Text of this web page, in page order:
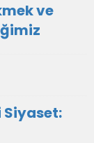
ve
Siyaset: